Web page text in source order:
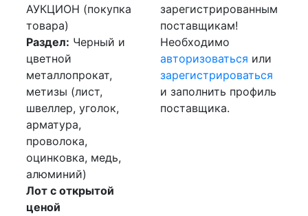
АУКЦИОН (покупка
товара)
Раздел: Черный и
цветной
металлопрокат,
метизы (лист,
швеллер, уголок,
арматура,
проволока,
оцинковка, медь,
алюминий)
Лот с открытой
ценой
зарегистрированным
поставщикам!
Необходимо
авторизоваться или
зарегистрироваться
и заполнить профиль
поставщика.